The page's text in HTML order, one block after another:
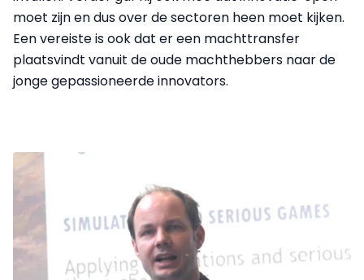
moet zijn en dus over de sectoren heen moet kijken.
Een vereiste is ook dat er een machttransfer
plaatsvindt vanuit de oude machthebbers naar de
jonge gepassioneerde innovators.